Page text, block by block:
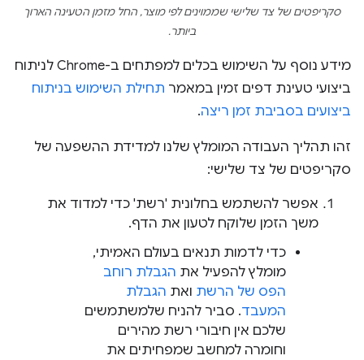
סקריפטים של צד שלישי שממוינים לפי מוצר, החל מזמן הטעינה הארוך
ביותר.
מידע נוסף על השימוש בכלים למפתחים ב-Chrome לניתוח
ביצועי טעינת דפים זמין במאמר תחילת השימוש בניתוח
ביצועים בסביבת זמן ריצה.
זהו תהליך העבודה המומלץ שלנו למדידת ההשפעה של
סקריפטים של צד שלישי:
אפשר להשתמש בחלונית 'רשת' כדי למדוד את
משך הזמן שלוקח לטעון את הדף.
כדי לדמות תנאים בעולם האמיתי,
מומלץ להפעיל את הגבלת רוחב
הפס של הרשת ואת הגבלת
המעבד. סביר להניח שלמשתמשים
שלכם אין חיבורי רשת מהירים
וחומרה למחשב שמפחיתים את